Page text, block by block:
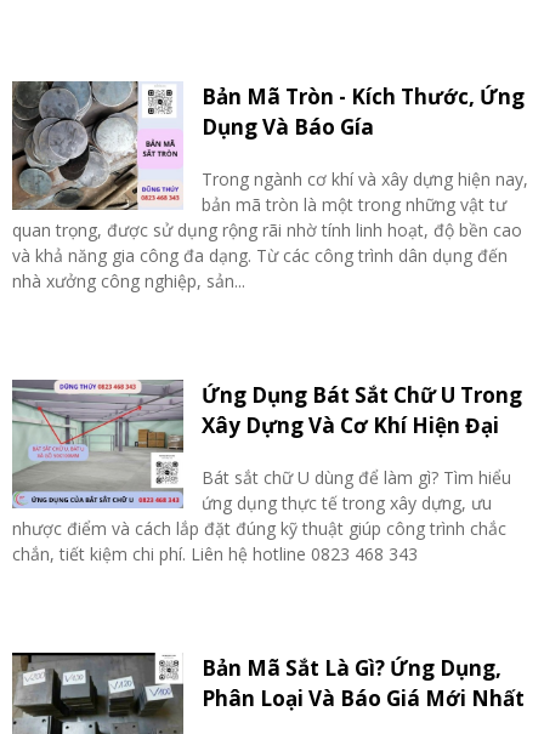
Bản Mã Tròn - Kích Thước, Ứng
Dụng Và Báo Gía
Trong ngành cơ khí và xây dựng hiện nay,
bản mã tròn là một trong những vật tư
quan trọng, được sử dụng rộng rãi nhờ tính linh hoạt, độ bền cao
và khả năng gia công đa dạng. Từ các công trình dân dụng đến
nhà xưởng công nghiệp, sản...
Ứng Dụng Bát Sắt Chữ U Trong
Xây Dựng Và Cơ Khí Hiện Đại
Bát sắt chữ U dùng để làm gì? Tìm hiểu
ứng dụng thực tế trong xây dựng, ưu
nhược điểm và cách lắp đặt đúng kỹ thuật giúp công trình chắc
chắn, tiết kiệm chi phí. Liên hệ hotline 0823 468 343
Bản Mã Sắt Là Gì? Ứng Dụng,
Phân Loại Và Báo Giá Mới Nhất